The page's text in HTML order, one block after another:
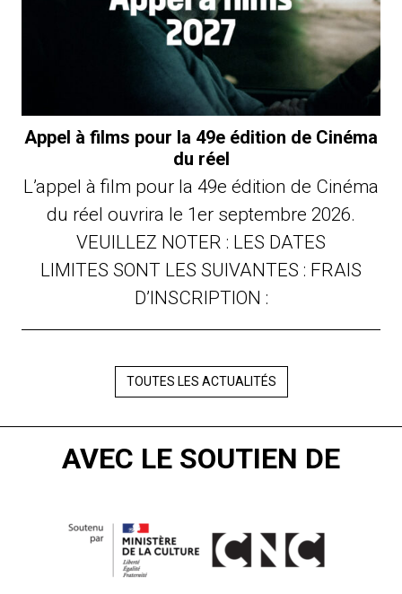
Appel à films pour la 49e édition de Cinéma
du réel
L’appel à film pour la 49e édition de Cinéma
du réel ouvrira le 1er septembre 2026.
VEUILLEZ NOTER : LES DATES
LIMITES SONT LES SUIVANTES : FRAIS
D’INSCRIPTION :
TOUTES LES ACTUALITÉS
AVEC LE SOUTIEN DE